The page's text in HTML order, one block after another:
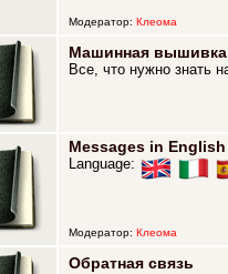
Модератор: Клеома
Машинная вышивка
Все, что нужно знать
Messages in
Language:
Модератор: Клеома
Обратная связь